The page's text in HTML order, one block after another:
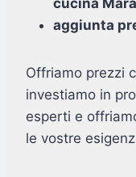
cucina
aggiunta
Offriamo prezzi
investiamo in
esperti e
le vostre